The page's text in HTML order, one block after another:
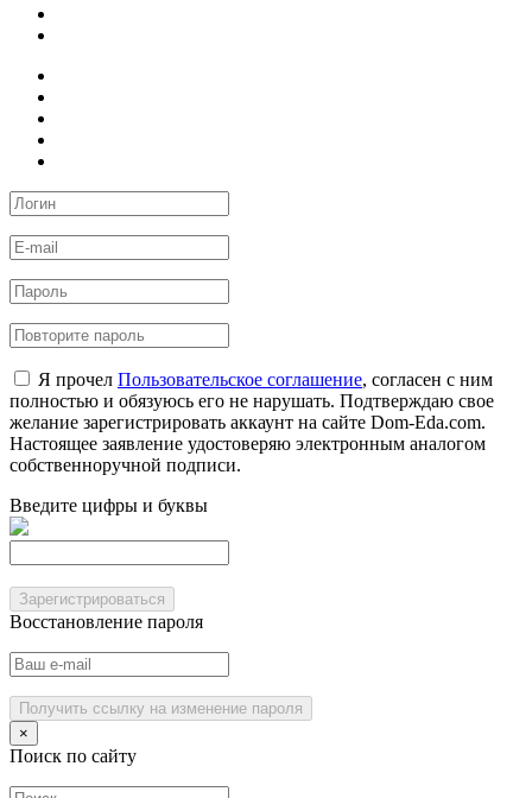
Я прочел Пользовательское соглашение, согласен с ним
полностью и обязуюсь его не нарушать. Подтверждаю свое
желание зарегистрировать аккаунт на сайте Dom-Eda.com.
Настоящее заявление удостоверяю электронным аналогом
собственноручной подписи.
Введите цифры и буквы
Зарегистрироваться
Восстановление пароля
Получить ссылку на изменение пароля
×
Поиск по сайту